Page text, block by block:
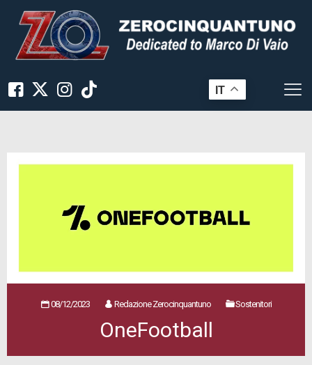
IT
08/12/2023 Redazione Zerocinquantuno Sostenitori
OneFootball